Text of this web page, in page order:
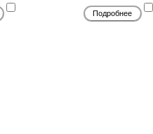
Подробнее